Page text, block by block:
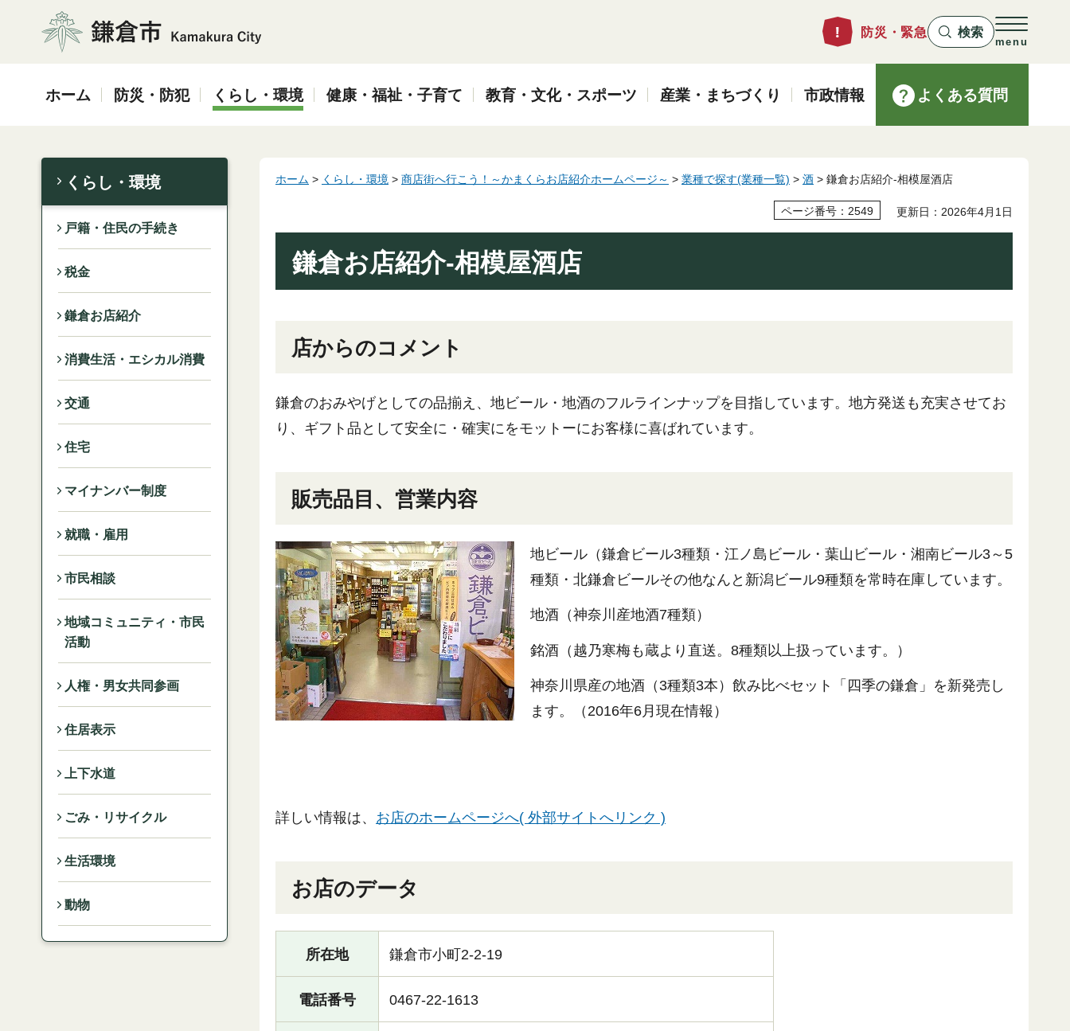
鎌倉市
防災・緊急 検索
menu
ホーム 防災・防犯 くらし・環境 健康・福祉・子育て 教育・文化・スポーツ 産業・まちづくり 市政情報 よくある質問
くらし・環境
戸籍・住民の手続き
税金
鎌倉お店紹介
消費生活・エシカル消費
交通
住宅
マイナンバー制度
就職・雇用
市民相談
地域コミュニティ・市民
活動
人権・男女共同参画
住居表示
上下水道
ごみ・リサイクル
生活環境
動物
ホーム > くらし・環境 > 商店街へ行こう！～かまくらお店紹介ホームページ～ > 業種で探す(業種一覧) > 酒 > 鎌倉お店紹介-相模屋酒店
ページ番号：2549 更新日：2026年4月1日
鎌倉お店紹介-相模屋酒店
店からのコメント
鎌倉のおみやげとしての品揃え、地ビール・地酒のフルラインナップを目指しています。地方発送も充実させてお
り、ギフト品として安全に・確実にをモットーにお客様に喜ばれています。
販売品目、営業内容
地ビール（鎌倉ビール3種類・江ノ島ビール・葉山ビール・湘南ビール3～5
種類・北鎌倉ビールその他なんと新潟ビール9種類を常時在庫しています。
地酒（神奈川産地酒7種類）
銘酒（越乃寒梅も蔵より直送。8種類以上扱っています。）
神奈川県産の地酒（3種類3本）飲み比べセット「四季の鎌倉」を新発売し
ます。（2016年6月現在情報）
詳しい情報は、 お店のホームページへ( 外部サイトへリンク )
お店のデータ
所在地 鎌倉市小町2-2-19
電話番号 0467-22-1613